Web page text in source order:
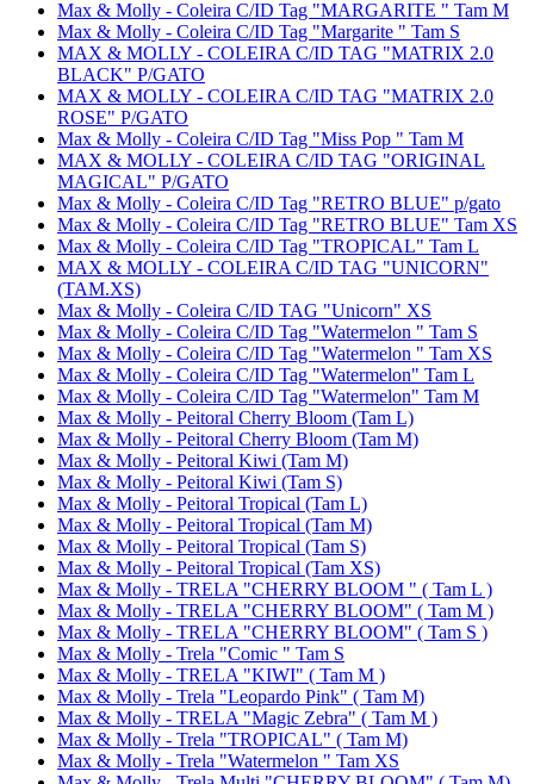
Max & Molly - Coleira C/ID Tag "MARGARITE " Tam M
Max & Molly - Coleira C/ID Tag "Margarite " Tam S
MAX & MOLLY - COLEIRA C/ID TAG "MATRIX 2.0
BLACK" P/GATO
MAX & MOLLY - COLEIRA C/ID TAG "MATRIX 2.0
ROSE" P/GATO
Max & Molly - Coleira C/ID Tag "Miss Pop " Tam M
MAX & MOLLY - COLEIRA C/ID TAG "ORIGINAL
MAGICAL" P/GATO
Max & Molly - Coleira C/ID Tag "RETRO BLUE" p/gato
Max & Molly - Coleira C/ID Tag "RETRO BLUE" Tam XS
Max & Molly - Coleira C/ID Tag "TROPICAL" Tam L
MAX & MOLLY - COLEIRA C/ID TAG "UNICORN"
(TAM.XS)
Max & Molly - Coleira C/ID TAG "Unicorn" XS
Max & Molly - Coleira C/ID Tag "Watermelon " Tam S
Max & Molly - Coleira C/ID Tag "Watermelon " Tam XS
Max & Molly - Coleira C/ID Tag "Watermelon" Tam L
Max & Molly - Coleira C/ID Tag "Watermelon" Tam M
Max & Molly - Peitoral Cherry Bloom (Tam L)
Max & Molly - Peitoral Cherry Bloom (Tam M)
Max & Molly - Peitoral Kiwi (Tam M)
Max & Molly - Peitoral Kiwi (Tam S)
Max & Molly - Peitoral Tropical (Tam L)
Max & Molly - Peitoral Tropical (Tam M)
Max & Molly - Peitoral Tropical (Tam S)
Max & Molly - Peitoral Tropical (Tam XS)
Max & Molly - TRELA "CHERRY BLOOM " ( Tam L )
Max & Molly - TRELA "CHERRY BLOOM" ( Tam M )
Max & Molly - TRELA "CHERRY BLOOM" ( Tam S )
Max & Molly - Trela "Comic " Tam S
Max & Molly - TRELA "KIWI" ( Tam M )
Max & Molly - Trela "Leopardo Pink" ( Tam M)
Max & Molly - TRELA "Magic Zebra" ( Tam M )
Max & Molly - Trela "TROPICAL" ( Tam M)
Max & Molly - Trela "Watermelon " Tam XS